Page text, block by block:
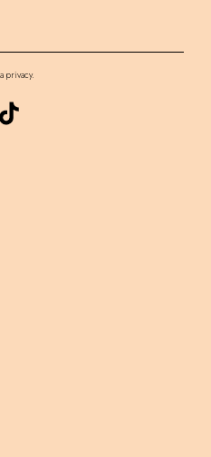
privacy.